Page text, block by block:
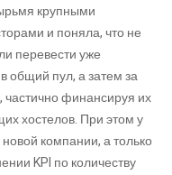
крупными
и поняла, что не
перевести уже
общий пул, а затем за
частично финансируя их
хостелов. При этом у
компании, а только
KPI по количеству